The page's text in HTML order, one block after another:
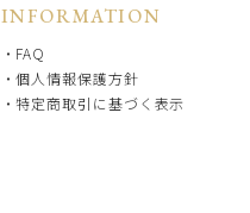
INFORMATION
FAQ
個人情報保護方針
特定商取引に基づく表示